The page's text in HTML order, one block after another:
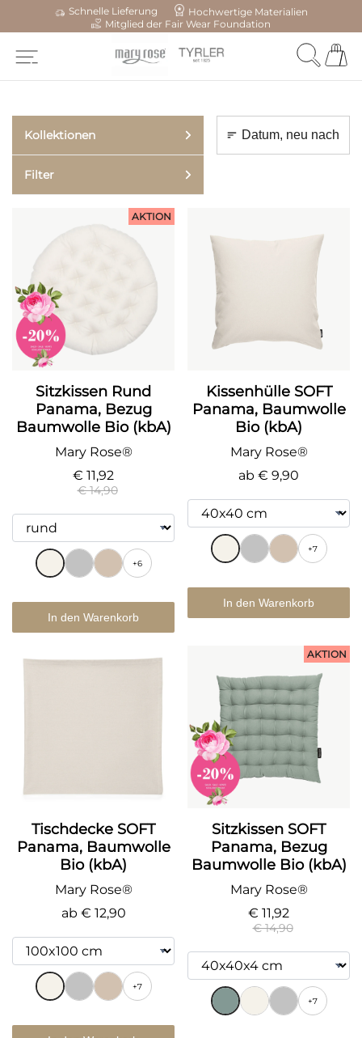
Schnelle Lieferung
Hochwertige Materialien
Mitglied der Fair Wear Foundation
Kollektionen
Filter
Sitzkissen Rund
Panama, Bezug
Baumwolle Bio (kbA)
AKTION
Mary Rose®
€ 11,92
€ 14,90
+6
In den Warenkorb
Kissenhülle SOFT
Panama, Baumwolle
Bio (kbA)
Mary Rose®
ab € 9,90
+7
In den Warenkorb
Tischdecke SOFT
Panama, Baumwolle
Bio (kbA)
Mary Rose®
ab € 12,90
+7
Sitzkissen SOFT
Panama, Bezug
Baumwolle Bio (kbA)
AKTION
Mary Rose®
€ 11,92
€ 14,90
+7